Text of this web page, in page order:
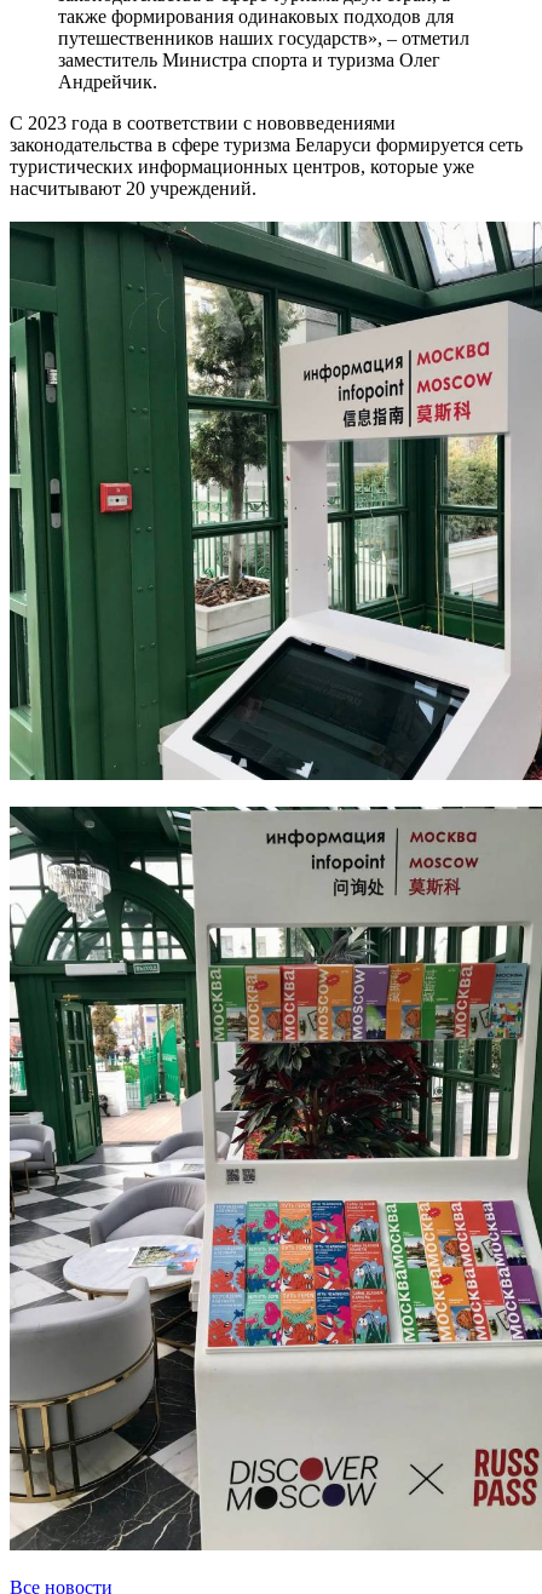
также формирования одинаковых подходов для
путешественников наших государств», – отметил
заместитель Министра спорта и туризма Олег
Андрейчик.
С 2023 года в соответствии с нововведениями
законодательства в сфере туризма Беларуси формируется сеть
туристических информационных центров, которые уже
насчитывают 20 учреждений.
Все новости